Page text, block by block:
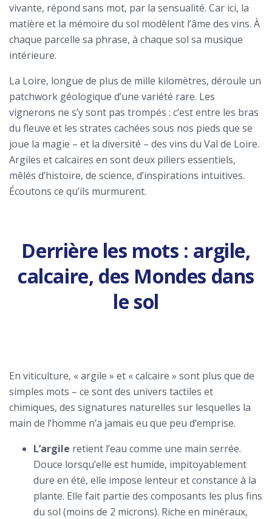
vivante, répond sans mot, par la sensualité. Car ici, la
matière et la mémoire du sol modèlent l’âme des vins. À
chaque parcelle sa phrase, à chaque sol sa musique
intérieure.
La Loire, longue de plus de mille kilomètres, déroule un
patchwork géologique d’une variété rare. Les
vignerons ne s’y sont pas trompés : c’est entre les bras
du fleuve et les strates cachées sous nos pieds que se
joue la magie – et la diversité – des vins du Val de Loire.
Argiles et calcaires en sont deux piliers essentiels,
mêlés d’histoire, de science, d’inspirations intuitives.
Écoutons ce qu’ils murmurent.
Derrière les mots : argile,
calcaire, des Mondes dans
le sol
En viticulture, « argile » et « calcaire » sont plus que de
simples mots – ce sont des univers tactiles et
chimiques, des signatures naturelles sur lesquelles la
main de l’homme n’a jamais eu que peu d’emprise.
L’argile retient l’eau comme une main serrée.
Douce lorsqu’elle est humide, impitoyablement
dure en été, elle impose lenteur et constance à la
plante. Elle fait partie des composants les plus fins
du sol (moins de 2 microns). Riche en minéraux,